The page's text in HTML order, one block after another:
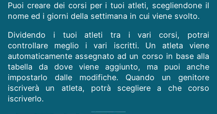
Puoi creare dei corsi per i tuoi atleti, scegliendone il
nome ed i giorni della settimana in cui viene svolto.
Dividendo i tuoi atleti tra i vari corsi, potrai
controllare meglio i vari iscritti. Un atleta viene
automaticamente assegnato ad un corso in base alla
tabella da dove viene aggiunto, ma puoi anche
impostarlo dalle modifiche. Quando un genitore
iscriverà un atleta, potrà scegliere a che corso
iscriverlo.